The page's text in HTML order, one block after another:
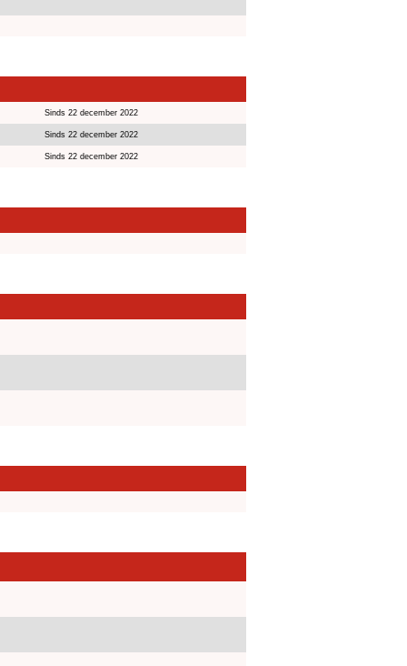
Sinds 22 december 2022
Sinds 22 december 2022
Sinds 22 december 2022